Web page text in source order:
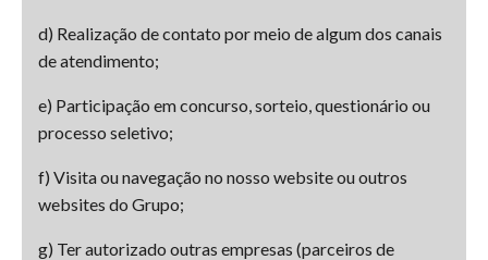
d) Realização de contato por meio de algum dos canais
de atendimento;
e) Participação em concurso, sorteio, questionário ou
processo seletivo;
f) Visita ou navegação no nosso website ou outros
websites do Grupo;
g) Ter autorizado outras empresas (parceiros de